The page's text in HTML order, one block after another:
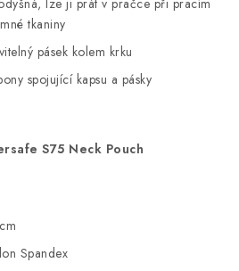
lze ji prát v pračce při pracím
tkaniny
pásek kolem krku
spojující kapsu a pásky
S75 Neck Pouch
Spandex